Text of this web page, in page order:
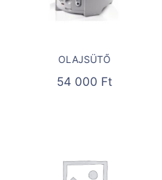
OLAJSÜTŐ
54 000 Ft